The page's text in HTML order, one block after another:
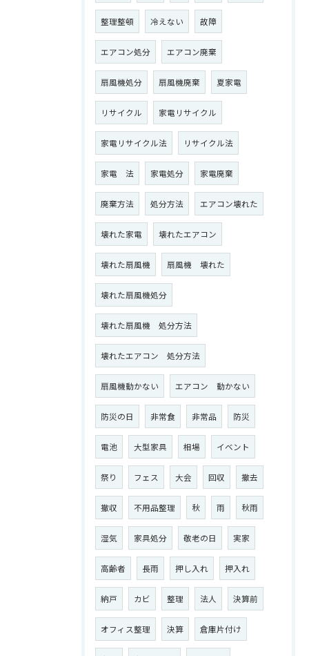
整理整頓 冷えない 故障
エアコン処分 エアコン廃棄
扇風機処分 扇風機廃棄 夏家電
リサイクル 家電リサイクル
家電リサイクル法 リサイクル法
家電 法 家電処分 家電廃棄
廃棄方法 処分方法 エアコン壊れた
壊れた家電 壊れたエアコン
壊れた扇風機 扇風機 壊れた
壊れた扇風機処分
壊れた扇風機 処分方法
壊れたエアコン 処分方法
扇風機動かない エアコン 動かない
防災の日 非常食 非常品 防災
電池 大型家具 相場 イベント
祭り フェス 大会 回収 撤去
撤収 不用品整理 秋 雨 秋雨
湿気 家具処分 敬老の日 実家
高齢者 長雨 押し入れ 押入れ
納戸 カビ 整理 法人 決算前
オフィス整理 決算 倉庫片付け